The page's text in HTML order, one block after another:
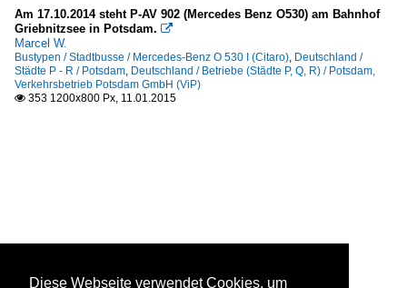
Am 17.10.2014 steht P-AV 902 (Mercedes Benz O530) am Bahnhof
Griebnitzsee in Potsdam. 
Marcel W.
Bustypen / Stadtbusse / Mercedes-Benz O 530 I (Citaro), Deutschland /
Städte P - R / Potsdam, Deutschland / Betriebe (Städte P, Q, R) / Potsdam,
Verkehrsbetrieb Potsdam GmbH (ViP)
 353 1200x800 Px, 11.01.2015
Diese Webseite verwendet Cookies, um